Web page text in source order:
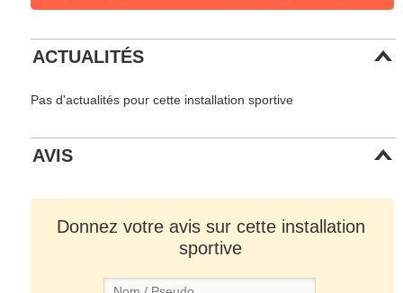
ACTUALITÉS
Pas d'actualités pour cette installation sportive
AVIS
Donnez votre avis sur cette installation
sportive